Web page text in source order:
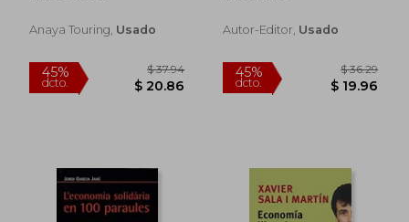
Anaya Touring, Usado Autor-Editor, Usado